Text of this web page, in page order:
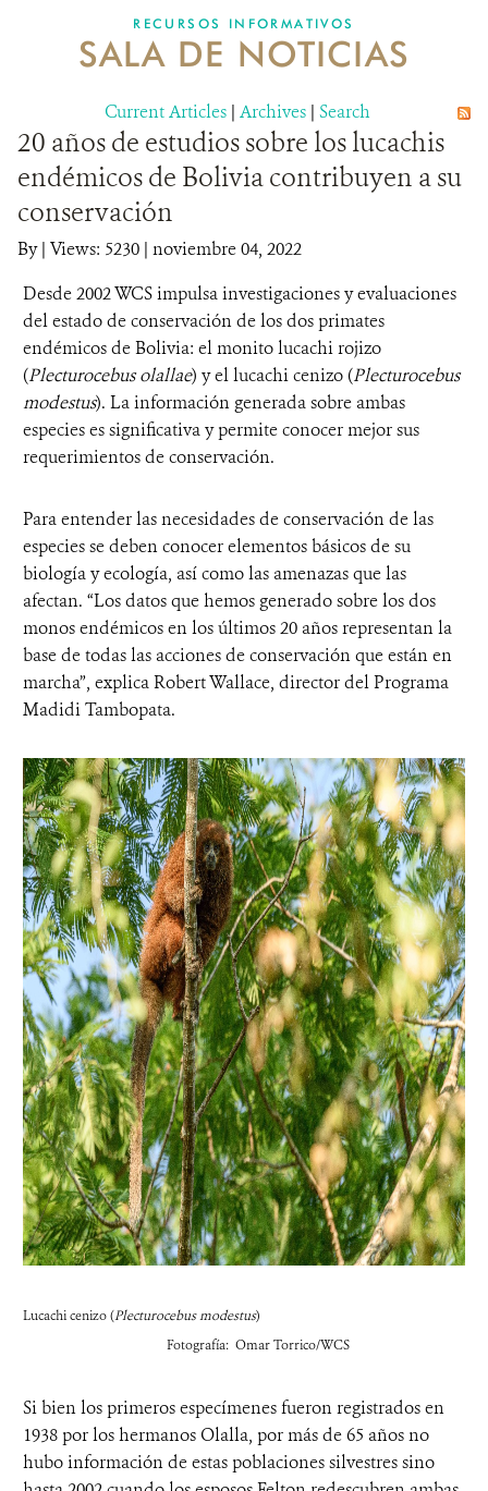
NOSOTROS
DONA
RECURSOS INFORMATIVOS
SALA DE NOTICIAS
Current Articles | Archives | Search
20 años de estudios sobre los lucachis
endémicos de Bolivia contribuyen a su
conservación
By| Views: 5230 | noviembre 04, 2022
Desde 2002 WCS impulsa investigaciones y evaluaciones
del estado de conservación de los dos primates
endémicos de Bolivia: el monito lucachi rojizo
(Plecturocebus olallae) y el lucachi cenizo (Plecturocebus
modestus). La información generada sobre ambas
especies es significativa y permite conocer mejor sus
requerimientos de conservación.
Para entender las necesidades de conservación de las
especies se deben conocer elementos básicos de su
biología y ecología, así como las amenazas que las
afectan. “Los datos que hemos generado sobre los dos
monos endémicos en los últimos 20 años representan la
base de todas las acciones de conservación que están en
marcha”, explicaRobert Wallace, director del Programa
Madidi Tambopata.
Lucachi cenizo (Plecturocebus modestus)
Fotografía: Omar Torrico/WCS
Si bien los primeros especímenes fueron registrados en
1938 por los hermanos Olalla, por más de 65 años no
hubo información de estas poblaciones silvestres sino